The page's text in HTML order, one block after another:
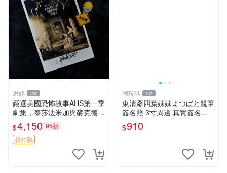
思婷 28
嚴選美國恐怖故事AHS第一季
劇集，泰莎法米加與麥克德莫
特同框典藏 美恐 AHS 第一季
劇集 泰莎法米加
$4,150 95折
折扣碼
潮玩港 52
東清彥四葉妹妹よつばと親筆
簽名照 3寸周邊 真實簽名收
藏品 相框相紙包裝 よつばと
四葉妹妹 東清彥
$910